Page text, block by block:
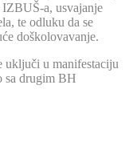
IZBUŠ-a, usvajanje
te odluku da se
doškolovavanje.
uključi u manifestaciju
sa drugim BH